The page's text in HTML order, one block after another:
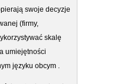
swoje decyzje
(firmy,
skalę
umiejętności
języku obcym .